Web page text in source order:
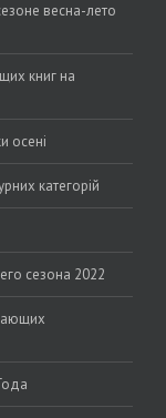
весна-лето
книг на
осені
категорій
сезона 2022